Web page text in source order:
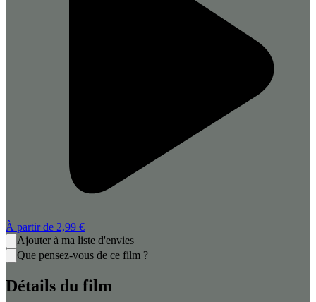
À partir de 2,99 €
Ajouter à ma liste d'envies
Que pensez-vous de ce film ?
Détails du film